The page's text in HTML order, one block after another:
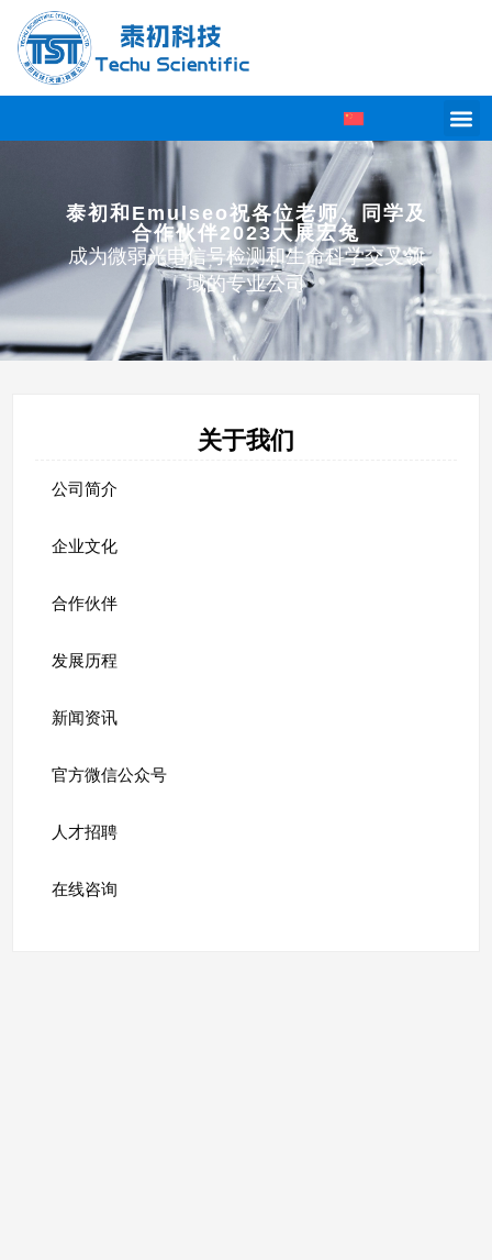
泰初和Emulseo祝各位老师、同学及
合作伙伴2023大展宏兔
成为微弱光电信号检测和生命科学交叉领
域的专业公司
关于我们
公司简介
企业文化
合作伙伴
发展历程
新闻资讯
官方微信公众号
人才招聘
在线咨询